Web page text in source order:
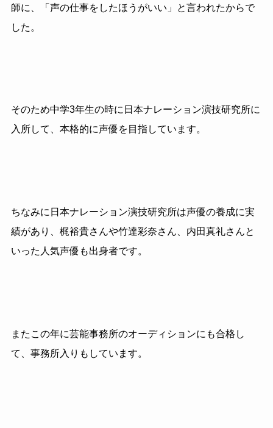
師に、「声の仕事をしたほうがいい」と言われたからで
した。
そのため中学3年生の時に日本ナレーション演技研究所に
入所して、本格的に声優を目指しています。
ちなみに日本ナレーション演技研究所は声優の養成に実
績があり、梶裕貴さんや竹達彩奈さん、内田真礼さんと
いった人気声優も出身者です。
またこの年に芸能事務所のオーディションにも合格し
て、事務所入りもしています。